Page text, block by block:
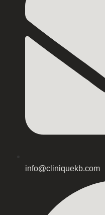
info@cliniquekb.com